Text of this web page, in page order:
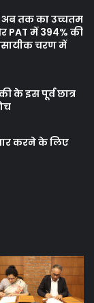
अब तक का उच्चतम
PAT में 394% की
चरण में
के इस पूर्व छात्र
करने के लिए